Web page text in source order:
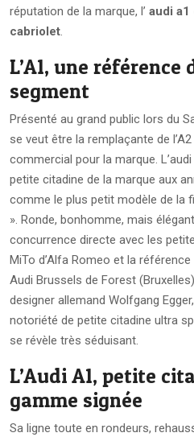
réputation de la marque, l’ audi a1
cabriolet.
L’A1, une référence
segment
Présenté au grand public lors du
se veut être la remplaçante de
commercial pour la marque. L’audi
petite citadine de la marque aux
comme le plus petit modèle de la
». Ronde, bonhomme, mais
concurrence directe avec les
MiTo d’Alfa Romeo et la
Audi Brussels de Forest
designer allemand Wolfgang
notoriété de petite citadine ultra
se révèle très séduisant.
L’Audi A1, petite
gamme signée
Sa ligne toute en rondeurs,